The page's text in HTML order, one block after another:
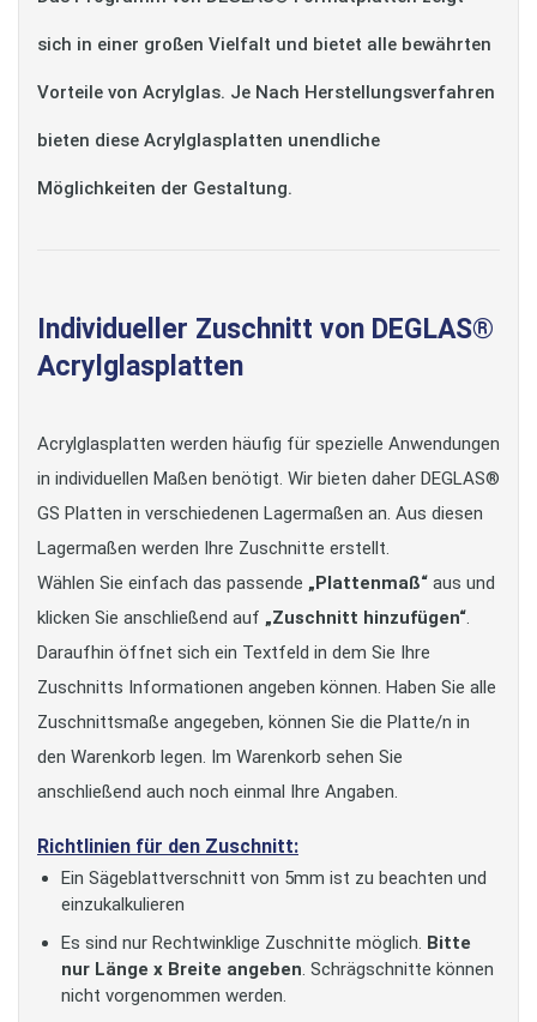
sich in einer großen Vielfalt und bietet alle bewährten
Vorteile von Acrylglas. Je Nach Herstellungsverfahren
bieten diese Acrylglasplatten unendliche
Möglichkeiten der Gestaltung.
Individueller Zuschnitt von DEGLAS®
Acrylglasplatten
Acrylglasplatten werden häufig für spezielle Anwendungen
in individuellen Maßen benötigt. Wir bieten daher DEGLAS®
GS Platten in verschiedenen Lagermaßen an. Aus diesen
Lagermaßen werden Ihre Zuschnitte erstellt.
Wählen Sie einfach das passende „Plattenmaß“ aus und
klicken Sie anschließend auf „Zuschnitt hinzufügen“.
Daraufhin öffnet sich ein Textfeld in dem Sie Ihre
Zuschnitts Informationen angeben können. Haben Sie alle
Zuschnittsmaße angegeben, können Sie die Platte/n in
den Warenkorb legen. Im Warenkorb sehen Sie
anschließend auch noch einmal Ihre Angaben.
Richtlinien für den Zuschnitt:
Ein Sägeblattverschnitt von 5mm ist zu beachten und
einzukalkulieren
Es sind nur Rechtwinklige Zuschnitte möglich. Bitte
nur Länge x Breite angeben. Schrägschnitte können
nicht vorgenommen werden.